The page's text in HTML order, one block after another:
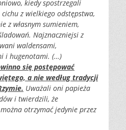
kiedy spostrzegali
z wielkiego odstępstwa,
z własnym sumieniem,
Najznaczniejsi z
waldensami,
i hugenotami. (…)
się postępować
a nie według tradycji
Uważali oni papieża
i twierdzili, że
otrzymać jedynie przez